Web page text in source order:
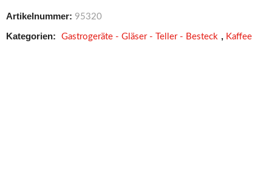
Artikelnummer: 95320
Kategorien: Gastrogeräte - Gläser - Teller - Besteck , Kaffee